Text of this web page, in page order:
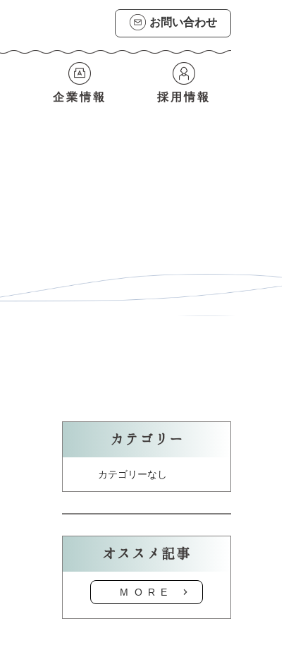
お問い合わせ
企業情報 採用情報
カテゴリー
カテゴリーなし
オススメ記事
MORE